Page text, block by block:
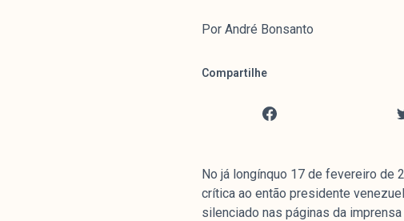
Por André Bonsanto
Compartilhe
No já longínquo 17 de fevereiro de
crítica ao então presidente
silenciado nas páginas da